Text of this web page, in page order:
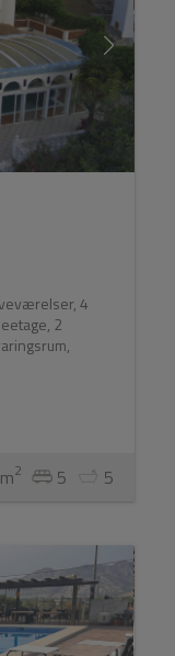
4
2
2 5 5